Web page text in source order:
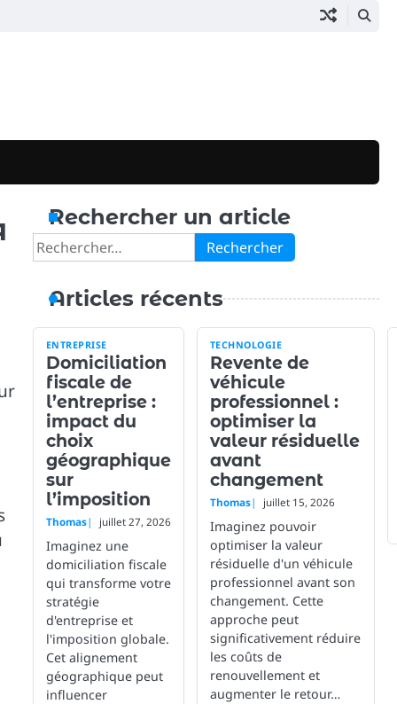
Rechercher un article
Rechercher :
Articles récents
ENTREPRISE
Domiciliation
fiscale de
l’entreprise :
impact du
choix
géographique
sur
l’imposition
Thomas juillet 27, 2026
Imaginez une
domiciliation fiscale
qui transforme votre
stratégie
d'entreprise et
l'imposition globale.
Cet alignement
géographique peut
influencer
TECHNOLOGIE
Revente de
véhicule
professionnel :
optimiser la
valeur résiduelle
avant
changement
Thomas juillet 15, 2026
Imaginez pouvoir
optimiser la valeur
résiduelle d'un véhicule
professionnel avant son
changement. Cette
approche peut
significativement réduire
les coûts de
renouvellement et
augmenter le retour…